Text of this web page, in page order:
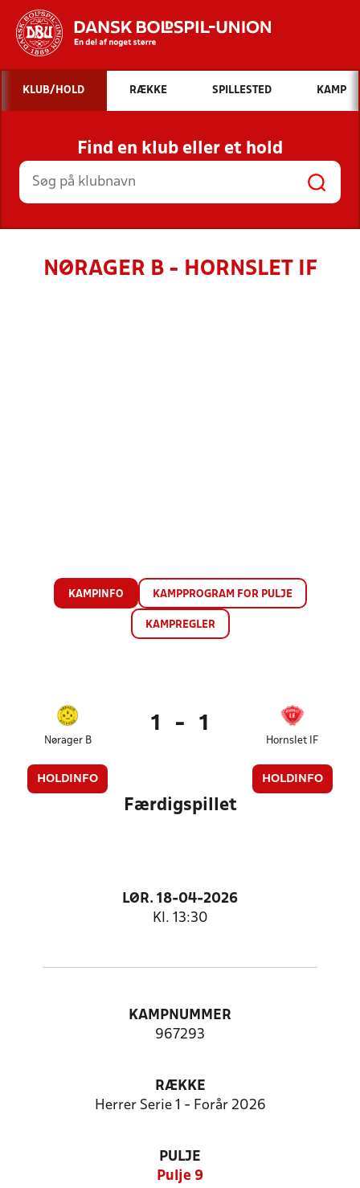
Hvad vil du søge efter?
INDHOLD OG NYHEDER
STILLINGER, RESULTATER, KLUBBER OG
HOLD
KLUB/HOLD RÆKKE SPILLESTED KAMP
Find en klub eller et hold
NØRAGER B - HORNSLET IF
KAMPINFO KAMPPROGRAM FOR PULJE
KAMPREGLER
Nørager B
HOLDINFO
1 - 1
Hornslet IF
HOLDINFO
Færdigspillet
LØR. 18-04-2026
Kl. 13:30
KAMPNUMMER
967293
RÆKKE
Herrer Serie 1 - Forår 2026
PULJE
Pulje 9